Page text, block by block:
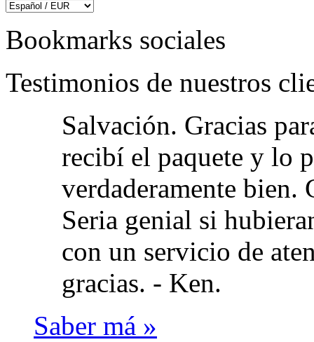
Bookmarks sociales
Testimonios de nuestros
Salvación. Gracias
recibí el paquete y lo
verdaderamente bien.
Seria genial si
con un servicio de
gracias. - Ken.
Saber má »